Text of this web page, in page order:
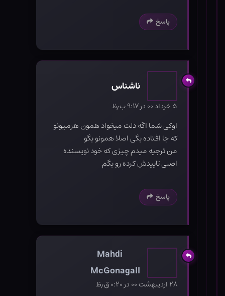
پاسخ
ناشناس
۵ خرداد ۰۰ در ۹:۱۷ ب٫ظ
اوکی شما اگه دلت میخواد همون هرمیونو
که جا افتاده بگی اصلا همونو بگو
من ترجیه میدم چیزی که خود نویسنده
اصلی تاییدش کرده رو بگم
پاسخ
Mahdi
McGonagall
۲۸ اردیبهشت ۰۰ در ۰:۲۰ ق٫ظ